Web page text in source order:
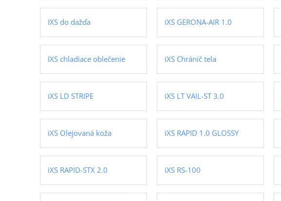
IXS do dažďa iXS GERONA-AIR 1.0
IXS chladiace oblečenie iXS Chránič tela
iXS LD STRIPE iXS LT VAIL-ST 3.0
iXS Olejovaná koža iXS RAPID 1.0 GLOSSY
iXS RAPID-STX 2.0 iXS RS-100